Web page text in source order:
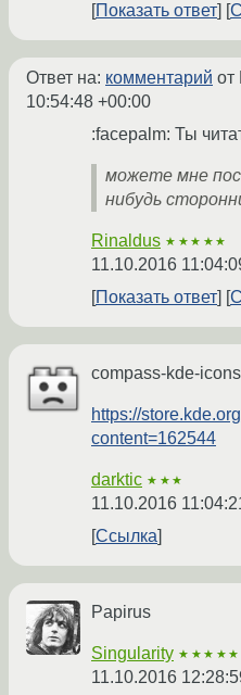
Показать ответ
Ответ на: комментарий от
10:54:48 +00:00
:facepalm: Ты
можете мне
нибудь
Rinaldus ★★★★★
11.10.2016
Показать ответ
compass-kde-
https://
content=162544
darktic ★★★
11.10.2016
Ссылка
Papirus
Singularity ★★★★★
11.10.2016